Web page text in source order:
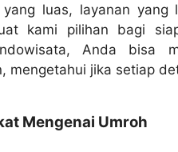
yang luas, layanan
kami pilihan bagi
Anda bisa
mengetahui jika setiap
Mengenai Umroh